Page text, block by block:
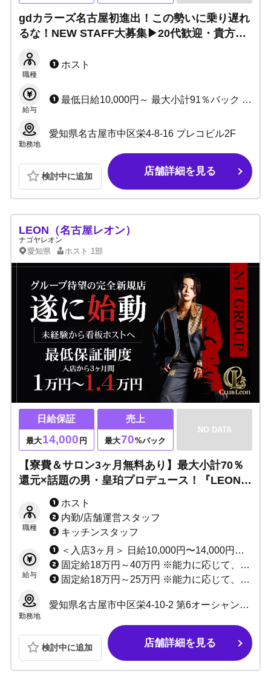
gdカラーズ名古屋初進出！この勢いに乗り遅れ
るな！NEW STAFF大募集▶20代歓迎・貴方の
職種
ホスト
給与
最低日給10,000円～ 最大小計91％バック （各種条件があります。詳細は必ずご確認ください）
勤務地
愛知県名古屋市中区栄4-8-16 プレコビル2F
検討中に追加 店舗詳細を見る
LEON（名古屋レオン）
ナゴヤレオン
愛知県 ホスト 1部
日給保証
最大14,000 円
売上
最大70%バック
NO DATA
【寮費＆サロン3ヶ月無料あり】最大小計70％
還元×話題の男・皇珀プロデュース！『LEON』
で未経験から看板ホストへ！
職種
ホスト
内勤/店舗運営スタッフ
キッチンスタッフ
給与
＜入店3ヶ月＞ 日給10,000円〜14,000円保証 or 歩合小計70% +各種賞金 ↓ ＜入店4ヶ月以降＞ 日給7,000円〜9,000円＋歩合最大70% ※歩合給、賞金などの詳細は、面接時にご説明いたします！
固定給18万円～40万円 ※能力に応じて、研修期間あり。
固定給18万円～25万円 ※能力に応じて、研修期間あり。
勤務地
愛知県名古屋市中区栄4-10-2 第6オーシャンビル 6F
検討中に追加 店舗詳細を見る